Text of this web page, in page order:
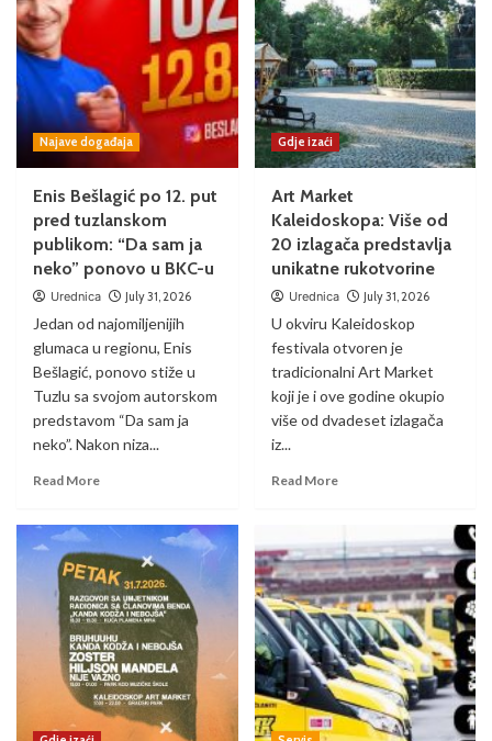
Najave događaja
Enis Bešlagić po 12. put
pred tuzlanskom
publikom: “Da sam ja
neko” ponovo u BKC-u
Urednica July 31, 2026
Jedan od najomiljenijih
glumaca u regionu, Enis
Bešlagić, ponovo stiže u
Tuzlu sa svojom autorskom
predstavom “Da sam ja
neko”. Nakon niza...
Read More
Gdje izaći
Art Market
Kaleidoskopa: Više od
20 izlagača predstavlja
unikatne rukotvorine
Urednica July 31, 2026
U okviru Kaleidoskop
festivala otvoren je
tradicionalni Art Market
koji je i ove godine okupio
više od dvadeset izlagača
iz...
Read More